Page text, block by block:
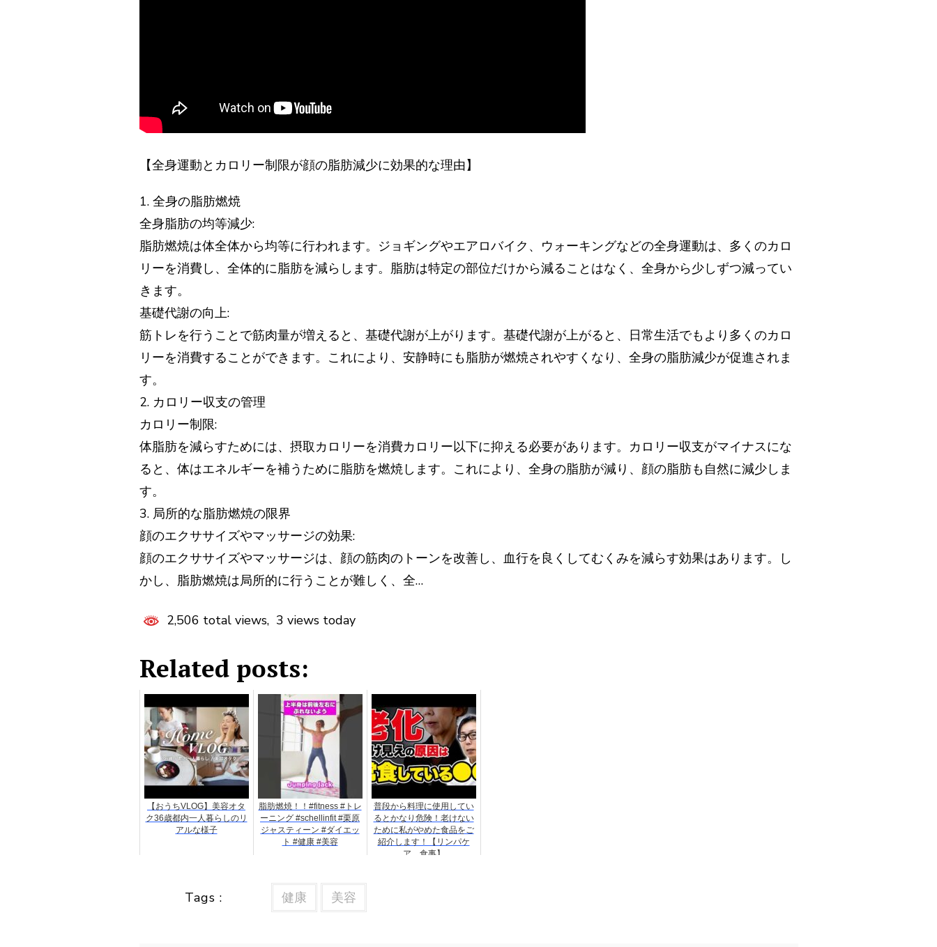
【全身運動とカロリー制限が顔の脂肪減少に効果的な理由】
1. 全身の脂肪燃焼
全身脂肪の均等減少:
脂肪燃焼は体全体から均等に行われます。ジョギングやエアロバイク、ウォーキングなどの全身運動は、多くのカロ
リーを消費し、全体的に脂肪を減らします。脂肪は特定の部位だけから減ることはなく、全身から少しずつ減ってい
きます。
基礎代謝の向上:
筋トレを行うことで筋肉量が増えると、基礎代謝が上がります。基礎代謝が上がると、日常生活でもより多くのカロ
リーを消費することができます。これにより、安静時にも脂肪が燃焼されやすくなり、全身の脂肪減少が促進されま
す。
2. カロリー収支の管理
カロリー制限:
体脂肪を減らすためには、摂取カロリーを消費カロリー以下に抑える必要があります。カロリー収支がマイナスにな
ると、体はエネルギーを補うために脂肪を燃焼します。これにより、全身の脂肪が減り、顔の脂肪も自然に減少しま
す。
3. 局所的な脂肪燃焼の限界
顔のエクササイズやマッサージの効果:
顔のエクササイズやマッサージは、顔の筋肉のトーンを改善し、血行を良くしてむくみを減らす効果はあります。し
かし、脂肪燃焼は局所的に行うことが難しく、全…
2,506 total views, 3 views today
Related posts:
【おうちVLOG】美容オタ
ク36歳都内一人暮らしのリ
アルな様子
脂肪燃焼！！#fitness #トレ
ーニング #schellinfit #栗原
ジャスティーン #ダイエッ
ト #健康 #美容
普段から料理に使用してい
るとかなり危険！老けない
ために私がやめた食品をご
紹介します！【リンパケ
ア 食事】
Tags : 健康 美容